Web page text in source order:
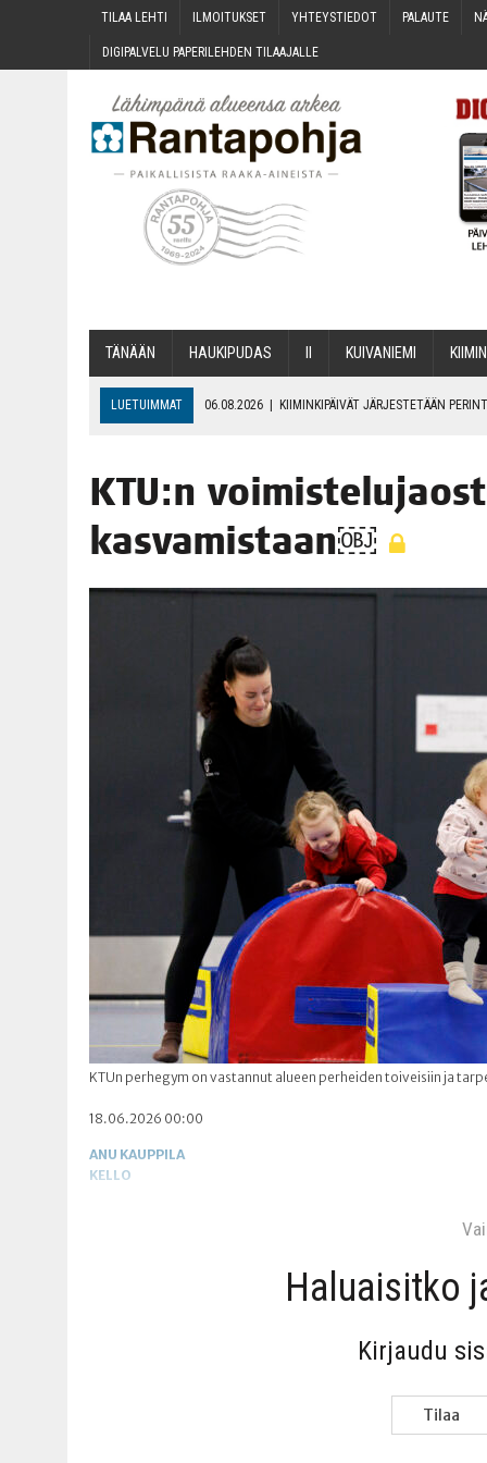
TILAA LEH­TI ILMOI­TUK­SET YHTEYS­TIE­DOT PALAU­TE
DIGI­PAL­VE­LU PAPE­RI­LEH­DEN TILAAJALLE
TÄNÄÄN HAU­KI­PU­DAS KUI­VA­NIE­MI
LUETUIMMAT 06.08.2026 | KII­MIN­KI­PÄI­VÄT JÄR­JES­TE­TÄÄN
06.08.2026 MAKA­RO­NI­LAA­TI­KOL­LA ARKEEN
OPIN­TOI­HIN KAN­SA­LAIS­OPIS­TOS­SA VOI SAA­DA
08.08.2026 | MENO­VINK­KE­JÄ LOP­PU­KE­SÄN TAPAHTUMIIN
KTU:n
kasvamistaan￼
KTUn perhegym on vastannut alueen perheiden toiveisiin ja
18.06.2026 00:00
ANU KAUPPILA
KELLO
Haluai­sit­ko
Kir­jau­du
Tilaa